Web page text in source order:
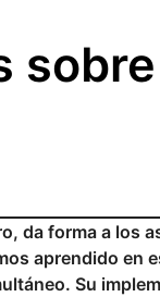
da forma a los
aprendido en
Su